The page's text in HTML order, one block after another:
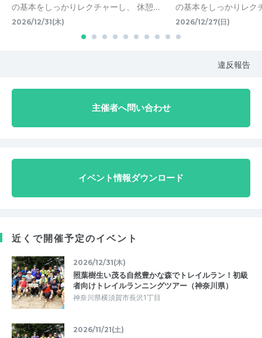
の基本をしっかりレクチャーし、 休憩…
2026/12/31(木)
の基本をしっかりレク
2026/12/27(日)
違反報告
主催者へ問い合わせ
イベント情報ダウンロード
近くで開催予定のイベント
2026/12/31(木)
照葉樹生い茂る自然豊かな森でトレイルラン！初級
者向けトレイルランニングツアー（神奈川県）
神奈川県横須賀市長沢1丁目
2026/11/21(土)